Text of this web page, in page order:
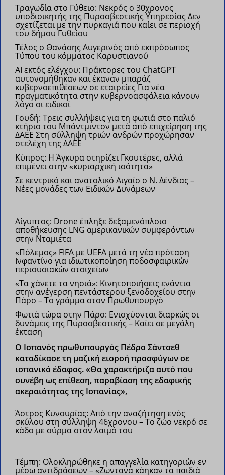
Τραγωδία στο Γύθειο: Νεκρός ο 30χρονος
υποδιοικητής της Πυροσβεστικής ΥπηρεσίαςΔεν
σχετίζεται με την πυρκαγιά που καίει σε περιοχή
του δήμου Γυθείου
Τέλος ο Θανάσης Αυγερινός από εκπρόσωπος
Τύπου του κόμματος Καρυστιανού
AI εκτός ελέγχου: Πράκτορες του ChatGPT
αυτονομήθηκαν και έκαναν μπαράζ
κυβερνοεπιθέσεων σε εταιρείεςΓια νέα
πραγματικότητα στην κυβερνοασφάλεια κάνουν
λόγο οι ειδικοί
Γουδή: Τρεις συλλήψεις για τη φωτιά στο παλιό
κτήριο του Μπάντμιντον μετά από επιχείρηση της
ΔΑΕΕΣτη σύλληψη τριών ανδρών προχώρησαν
στελέχη της ΔΑΕΕ
Κύπρος: Η Άγκυρα στηρίζει Γκουτέρες, αλλά
επιμένει στην «κυριαρχική ισότητα»
Σε κεντρικό και ανατολικό Αιγαίο ο Ν. Δένδιας –
Νέες μονάδες των Ειδικών Δυνάμεων
Αίγυπτος: Drone έπληξε δεξαμενόπλοιο
αποθήκευσης LNG αμερικανικών συμφερόντων
στην Νταμιέτα
«Πόλεμος» FIFA με UEFA μετά τη νέα πρόταση
Ινφαντίνο για ιδιωτικοποίηση ποδοσφαιρικών
περιουσιακών στοιχείων
«Τα χάνετε τα νησιά»: Κινητοποιήσεις ενάντια
στην ανέγερση πεντάστερου ξενοδοχείου στην
Πάρο – Το γράμμα στον Πρωθυπουργό
Φωτιά τώρα στην Πάρο: Ενισχύονται διαρκώς οι
δυνάμεις της Πυροσβεστικής – Καίει σε μεγάλη
έκταση
Ο Ισπανός πρωθυπουργός Πέδρο Σάντσεθ
καταδίκασε τη μαζική εισροή προσφύγων σε
ισπανικό έδαφος. «Θα χαρακτήριζα αυτό που
συνέβη ως επίθεση, παραβίαση της εδαφικής
ακεραιότητας της Ισπανίας»,
Άστρος Κυνουρίας: Από την αναζήτηση ενός
σκύλου στη σύλληψη 46χρονου – Το ζώο νεκρό σε
κάδο με σύρμα στον λαιμό του
Τέμπη: Ολοκληρώθηκε η απαγγελία κατηγοριών εν
μέσω αντιδράσεων – «Ζωντανά κάηκαν τα παιδιά